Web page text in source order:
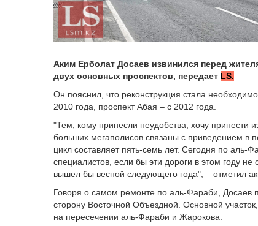
Аким Ерболат Досаев извинился перед
двух основных проспектов, передает LS.
Он пояснил, что реконструкция стала
2010 года, проспект Абая – с 2012 года.
"Тем, кому принесли неудобства, хочу принести
больших мегаполисов связаны с приведением
цикл составляет пять-семь лет. Сегодня по
специалистов, если бы эти дороги в этом году
вышел бы весной следующего года", – отметил
Говоря о самом ремонте по аль-Фараби, Досаев
сторону Восточной Объездной. Основной
на пересечении аль-Фараби и Жарокова.